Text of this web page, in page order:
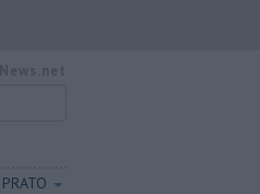
PRATO